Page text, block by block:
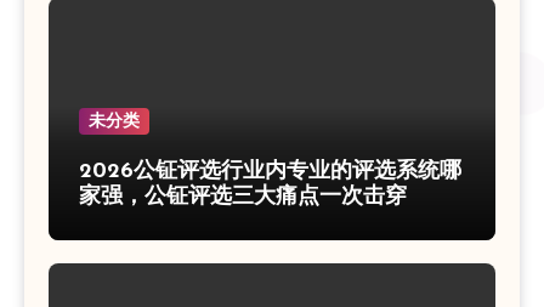
未分类
2026公钲评选行业内专业的评选系统哪
家强，公钲评选三大痛点一次击穿